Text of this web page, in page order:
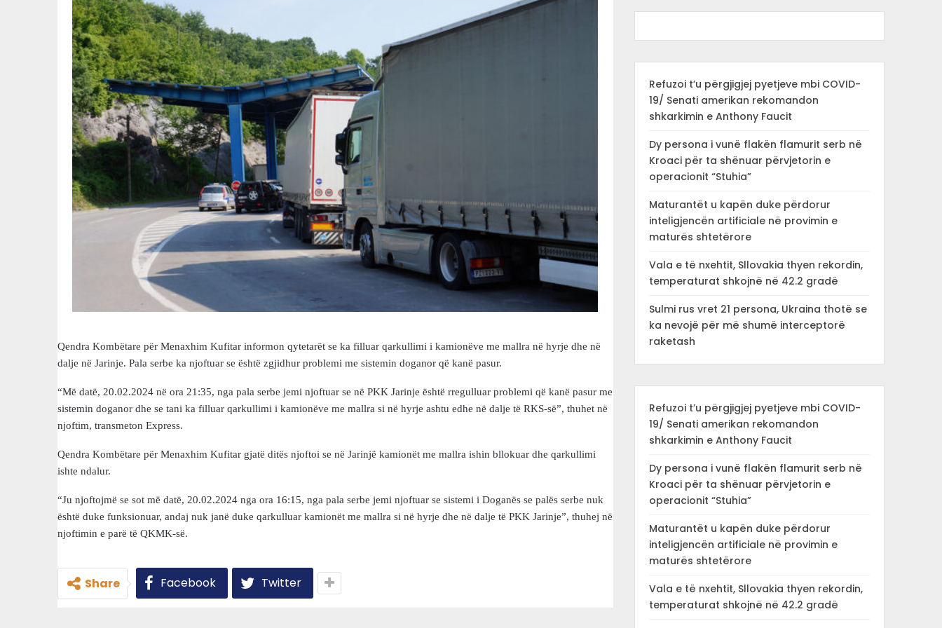
Qendra Kombëtare për Menaxhim Kufitar informon qytetarët se ka filluar qarkullimi i kamionëve me mallra në hyrje dhe në
dalje në Jarinje. Pala serbe ka njoftuar se është zgjidhur problemi me sistemin doganor që kanë pasur.
“Më datë, 20.02.2024 në ora 21:35, nga pala serbe jemi njoftuar se në PKK Jarinje është rregulluar problemi që kanë pasur me
sistemin doganor dhe se tani ka filluar qarkullimi i kamionëve me mallra si në hyrje ashtu edhe në dalje të RKS-së”, thuhet në
njoftim, transmeton Express.
Qendra Kombëtare për Menaxhim Kufitar gjatë ditës njoftoi se në Jarinjë kamionët me mallra ishin bllokuar dhe qarkullimi
ishte ndalur.
“Ju njoftojmë se sot më datë, 20.02.2024 nga ora 16:15, nga pala serbe jemi njoftuar se sistemi i Doganës se palës serbe nuk
është duke funksionuar, andaj nuk janë duke qarkulluar kamionët me mallra si në hyrje dhe në dalje të PKK Jarinje”, thuhej në
njoftimin e parë të QKMK-së.
Share Facebook Twitter
Refuzoi t’u përgjigjej pyetjeve mbi COVID-
19/ Senati amerikan rekomandon
shkarkimin e Anthony Faucit
Dy persona i vunë flakën flamurit serb në
Kroaci për ta shënuar përvjetorin e
operacionit “Stuhia”
Maturantët u kapën duke përdorur
inteligjencën artificiale në provimin e
maturës shtetërore
Vala e të nxehtit, Sllovakia thyen rekordin,
temperaturat shkojnë në 42.2 gradë
Sulmi rus vret 21 persona, Ukraina thotë se
ka nevojë për më shumë interceptorë
raketash
Refuzoi t’u përgjigjej pyetjeve mbi COVID-
19/ Senati amerikan rekomandon
shkarkimin e Anthony Faucit
Dy persona i vunë flakën flamurit serb në
Kroaci për ta shënuar përvjetorin e
operacionit “Stuhia”
Maturantët u kapën duke përdorur
inteligjencën artificiale në provimin e
maturës shtetërore
Vala e të nxehtit, Sllovakia thyen rekordin,
temperaturat shkojnë në 42.2 gradë